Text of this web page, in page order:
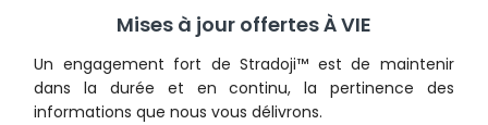
Mises à jour offertes À VIE
Un engagement fort de Stradoji™ est de maintenir
dans la durée et en continu, la pertinence des
informations que nous vous délivrons.